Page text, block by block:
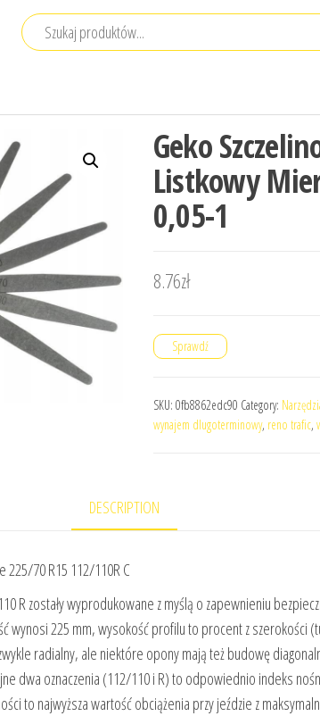
Geko
Listkowy
0,05-1
8.76zł
Sprawdź
SKU: 0fb8862edc90 Category:
wynajem dlugoterminowy, reno trafic,
DESCRIPTION
70 R15 112/110R C
R zostały wyprodukowane z myślą o zapewnieniu
wynosi 225 mm, wysokość profilu to procent z szerokości
radialny, ale niektóre opony mają też budowę
dwa oznaczenia (112/110 i R) to odpowiednio indeks
to najwyższa wartość obciążenia przy jeździe z